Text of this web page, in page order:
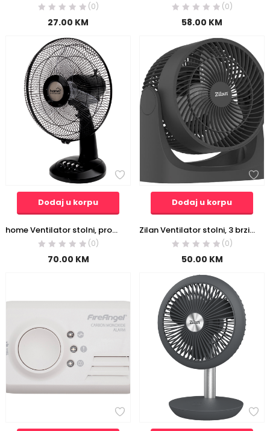
(0)
27.00 KM
(0)
58.00 KM
Dodaj u korpu
home Ventilator stolni, promjer 30 cm, 40 W – TF 32/BK
(0)
70.00 KM
Dodaj u korpu
Zilan Ventilator stolni, 3 brzine rada, 35W – ZLN7095
(0)
50.00 KM